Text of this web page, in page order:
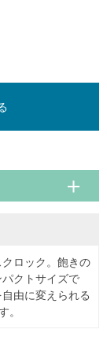
ロック。飽きの
クトサイズで
由に変えられる
。